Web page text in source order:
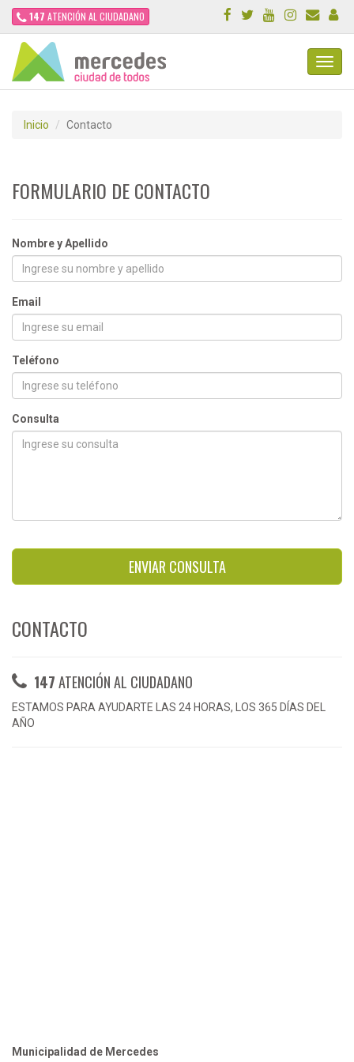
147 ATENCIÓN AL CIUDADANO
Inicio Contacto
FORMULARIO DE CONTACTO
Nombre y Apellido
Email
Teléfono
Consulta
ENVIAR CONSULTA
CONTACTO
147ATENCIÓN AL CIUDADANO
ESTAMOS PARA AYUDARTE LAS 24 HORAS, LOS 365 DÍAS DEL
AÑO
Municipalidad de Mercedes